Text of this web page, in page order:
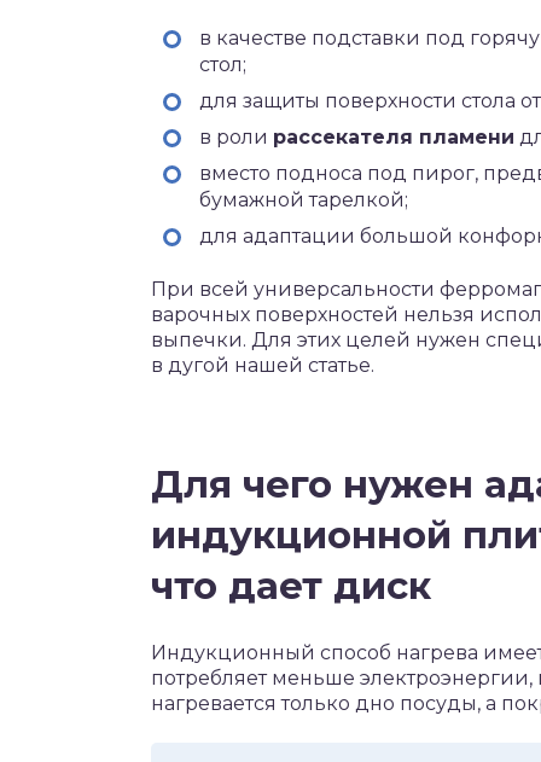
в качестве подставки под
стол;
для защиты поверхности стола
в роли рассекателя пламени
вместо подноса под пирог,
бумажной тарелкой;
для адаптации большой
При всей универсальности
варочных поверхностей нельзя
выпечки. Для этих целей нужен
в дугой нашей статье.
Для чего нужен
индукционной
что дает диск
Индукционный способ нагрева
потребляет меньше
нагревается только дно посуды, а